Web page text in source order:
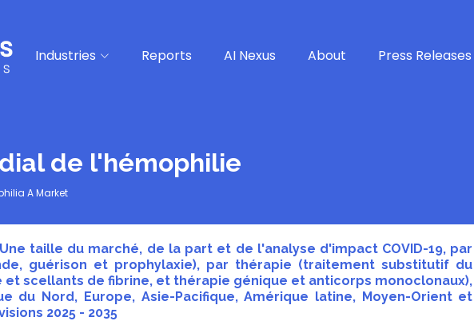
Industries Reports AI Nexus About Press Releases
de l'hémophilie
A Market
taille du marché, de la part et de l'analyse d'impact COVID-19, par
guérison et prophylaxie), par thérapie (traitement substitutif du
et scellants de fibrine, et thérapie génique et anticorps monoclonaux),
du Nord, Europe, Asie-Pacifique, Amérique latine, Moyen-Orient et
2025 - 2035